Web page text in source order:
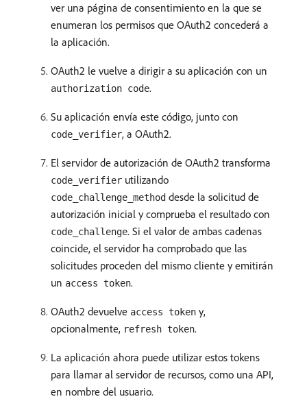
ver una página de consentimiento en la que se
enumeran los permisos que OAuth2 concederá a
la aplicación.
OAuth2 le vuelve a dirigir a su aplicación con un
authorization code.
Su aplicación envía este código, junto con
code_verifier, a OAuth2.
El servidor de autorización de OAuth2 transforma
code_verifier utilizando
code_challenge_method desde la solicitud de
autorización inicial y comprueba el resultado con
code_challenge. Si el valor de ambas cadenas
coincide, el servidor ha comprobado que las
solicitudes proceden del mismo cliente y emitirán
un access token.
OAuth2 devuelve access token y,
opcionalmente, refresh token.
La aplicación ahora puede utilizar estos tokens
para llamar al servidor de recursos, como una API,
en nombre del usuario.